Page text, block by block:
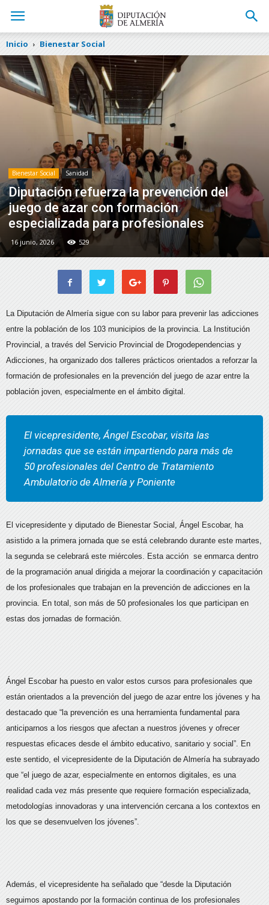
Inicio Bienestar Social
Bienestar Social Sanidad
Diputación refuerza la prevención del
juego de azar con formación
especializada para profesionales
16 junio, 2026 529
La Diputación de Almería sigue con su labor para prevenir las adicciones
entre la población de los 103 municipios de la provincia. La Institución
Provincial, a través del Servicio Provincial de Drogodependencias y
Adicciones, ha organizado dos talleres prácticos orientados a reforzar la
formación de profesionales en la prevención del juego de azar entre la
población joven, especialmente en el ámbito digital.
El vicepresidente, Ángel Escobar, visita las
jornadas que se están impartiendo para más de
50 profesionales del Centro de Tratamiento
Ambulatorio de Almería y Poniente
El vicepresidente y diputado de Bienestar Social, Ángel Escobar, ha
asistido a la primera jornada que se está celebrando durante este martes,
la segunda se celebrará este miércoles. Esta acción se enmarca dentro
de la programación anual dirigida a mejorar la coordinación y capacitación
de los profesionales que trabajan en la prevención de adicciones en la
provincia. En total, son más de 50 profesionales los que participan en
estas dos jornadas de formación.
Ángel Escobar ha puesto en valor estos cursos para profesionales que
están orientados a la prevención del juego de azar entre los jóvenes y ha
destacado que “la prevención es una herramienta fundamental para
anticiparnos a los riesgos que afectan a nuestros jóvenes y ofrecer
respuestas eficaces desde el ámbito educativo, sanitario y social”. En
este sentido, el vicepresidente de la Diputación de Almería ha subrayado
que “el juego de azar, especialmente en entornos digitales, es una
realidad cada vez más presente que requiere formación especializada,
metodologías innovadoras y una intervención cercana a los contextos en
los que se desenvuelven los jóvenes”.
Además, el vicepresidente ha señalado que “desde la Diputación
seguimos apostando por la formación continua de los profesionales